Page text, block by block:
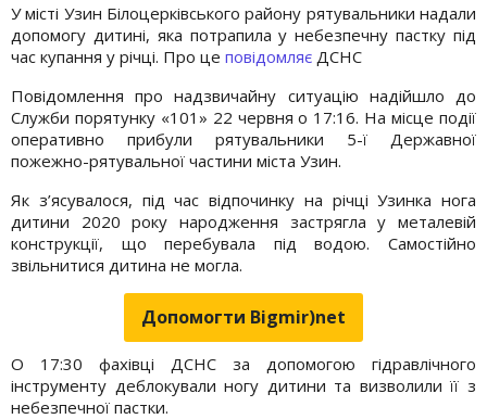
У місті Узин Білоцерківського району рятувальники надали
допомогу дитині, яка потрапила у небезпечну пастку під
час купання у річці. Про це повідомляє ДСНС
Повідомлення про надзвичайну ситуацію надійшло до
Служби порятунку «101» 22 червня о 17:16. На місце події
оперативно прибули рятувальники 5-ї Державної
пожежно-рятувальної частини міста Узин.
Як з’ясувалося, під час відпочинку на річці Узинка нога
дитини 2020 року народження застрягла у металевій
конструкції, що перебувала під водою. Самостійно
звільнитися дитина не могла.
Допомогти Bigmir)net
О 17:30 фахівці ДСНС за допомогою гідравлічного
інструменту деблокували ногу дитини та визволили її з
небезпечної пастки.